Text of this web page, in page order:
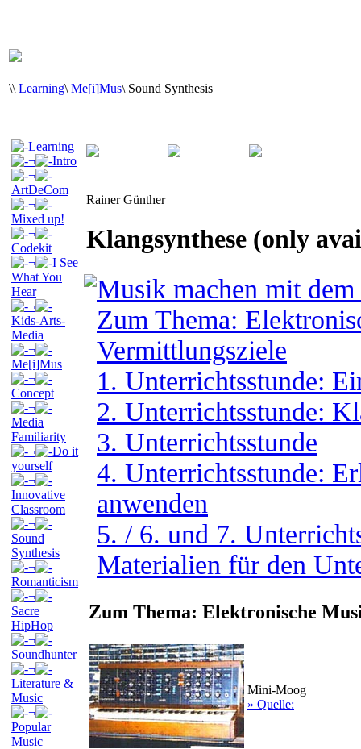
\\ Learning\ Me[i]Mus\ Sound Synthesis
Learning
¬
Intro
¬
ArtDeCom
¬
Mixed up!
¬
Codekit
¬
I See
What You
Hear
¬
Kids-Arts-
Media
¬
Me[i]Mus
¬
Concept
¬
Media
Familiarity
¬
Do it
yourself
¬
Innovative
Classroom
¬
Sound
Synthesis
¬
Romanticism
¬
Sacre
HipHop
¬
Soundhunter
¬
Literature &
Music
¬
Popular
Music
Rainer Günther
Klangsynthese (only
Musik machen mit
Zum Thema:
Vermittlungsziele
1. Unterrichtsstunde:
2. Unterrichtsstunde:
3. Unterrichtsstunde
4. Unterrichtsstunde:
anwenden
5. / 6. und 7.
Materialien für den
Zum Thema: Elektronische
Mini-Moog
» Quelle: